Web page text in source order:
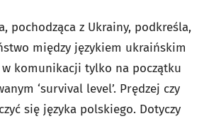
pochodząca z Ukrainy, podkreśla,
między językiem ukraińskim
komunikacji tylko na początku
‘survival level’. Prędzej czy
się języka polskiego. Dotyczy